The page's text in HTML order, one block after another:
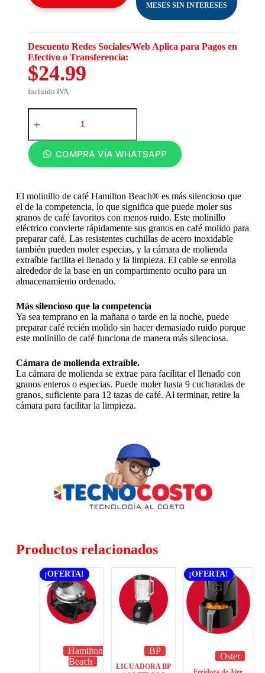
MESES SIN INTERESES
Descuento Redes Sociales/Web Aplica para Pagos en
Efectivo o Transferencia:
$24.99
Incluido IVA
COMPRA VÍA WHATSAPP
El molinillo de café Hamilton Beach® es más silencioso que
el de la competencia, lo que significa que puede moler sus
granos de café favoritos con menos ruido. Este molinillo
eléctrico convierte rápidamente sus granos en café molido para
preparar café. Las resistentes cuchillas de acero inoxidable
también pueden moler especias, y la cámara de molienda
extraíble facilita el llenado y la limpieza. El cable se enrolla
alrededor de la base en un compartimento oculto para un
almacenamiento ordenado.
Más silencioso que la competencia
Ya sea temprano en la mañana o tarde en la noche, puede
preparar café recién molido sin hacer demasiado ruido porque
este molinillo de café funciona de manera más silenciosa.
Cámara de molienda extraíble.
La cámara de molienda se extrae para facilitar el llenado con
granos enteros o especias. Puede moler hasta 9 cucharadas de
granos, suficiente para 12 tazas de café. Al terminar, retire la
cámara para facilitar la limpieza.
Productos relacionados
¡OFERTA!
Hamilton
Beach
BP
LICUADORA BP
¡OFERTA!
Oster